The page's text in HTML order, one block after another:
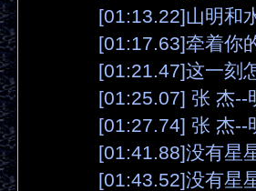
[01:13.22]山明和
[01:17.63]牵着你
[01:21.47]这一刻
[01:25.07] 张 杰--
[01:27.74] 张 杰--
[01:41.88]没有星
[01:43.52]没有星